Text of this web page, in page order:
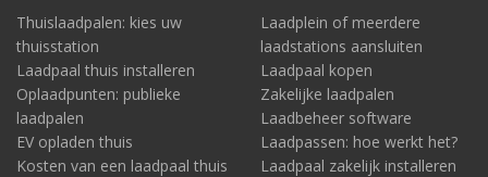
Thuislaadpalen: kies uw
thuisstation
Laadpaal thuis installeren
Oplaadpunten: publieke
laadpalen
EV opladen thuis
Kosten van een laadpaal thuis
Laadplein of meerdere
laadstations aansluiten
Laadpaal kopen
Zakelijke laadpalen
Laadbeheer software
Laadpassen: hoe werkt het?
Laadpaal zakelijk installeren